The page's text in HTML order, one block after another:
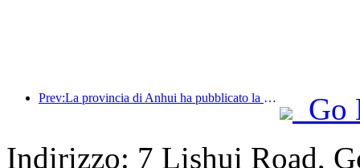
Prev:La provincia di Anhui ha pubblicato la proposta del '15° piano quinquennale', con l'obiettivo di trasformare l'industria del turismo culturale in un settore fondamentale.
Go
Indirizzo: 7 Lishui Road,